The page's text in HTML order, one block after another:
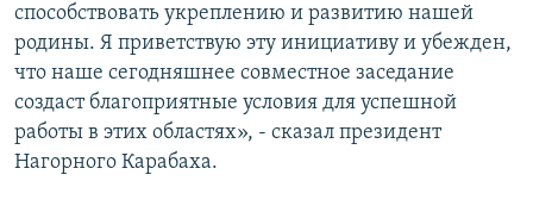
способствовать укреплению и развитию нашей
родины. Я приветствую эту инициативу и убежден,
что наше сегодняшнее совместное заседание
создаст благоприятные условия для успешной
работы в этих областях», - сказал президент
Нагорного Карабаха.